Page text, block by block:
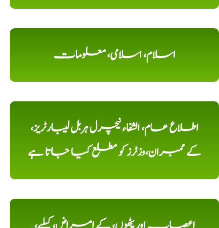
اسلام، اسلامی، معلومات
اطلاع عام، الشفاء نیچرل ہربل لیبارٹریز،
کے ممبران،وزٹرز کو مطلع کیا جاتا ہے